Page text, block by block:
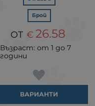
Брой
26.58
€
Възраст: от 1 до 7
години
ВАРИАНТИ